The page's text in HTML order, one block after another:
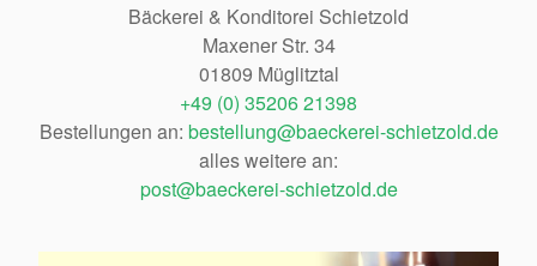
Bäckerei & Konditorei Schietzold
Maxener Str. 34
01809 Müglitztal
+49 (0) 35206 21398
Bestellungen an: bestellung@baeckerei-schietzold.de
alles weitere an:
post@baeckerei-schietzold.de